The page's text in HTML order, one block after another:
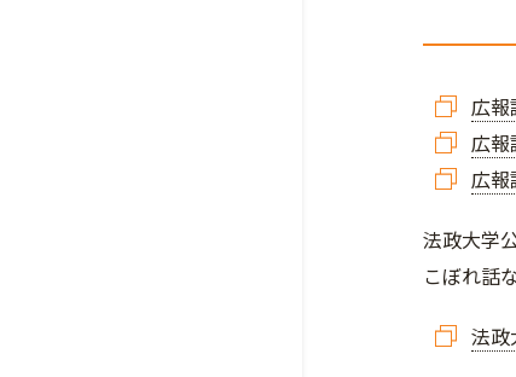
広報
広報
広報
法政大学
こぼれ話
法政